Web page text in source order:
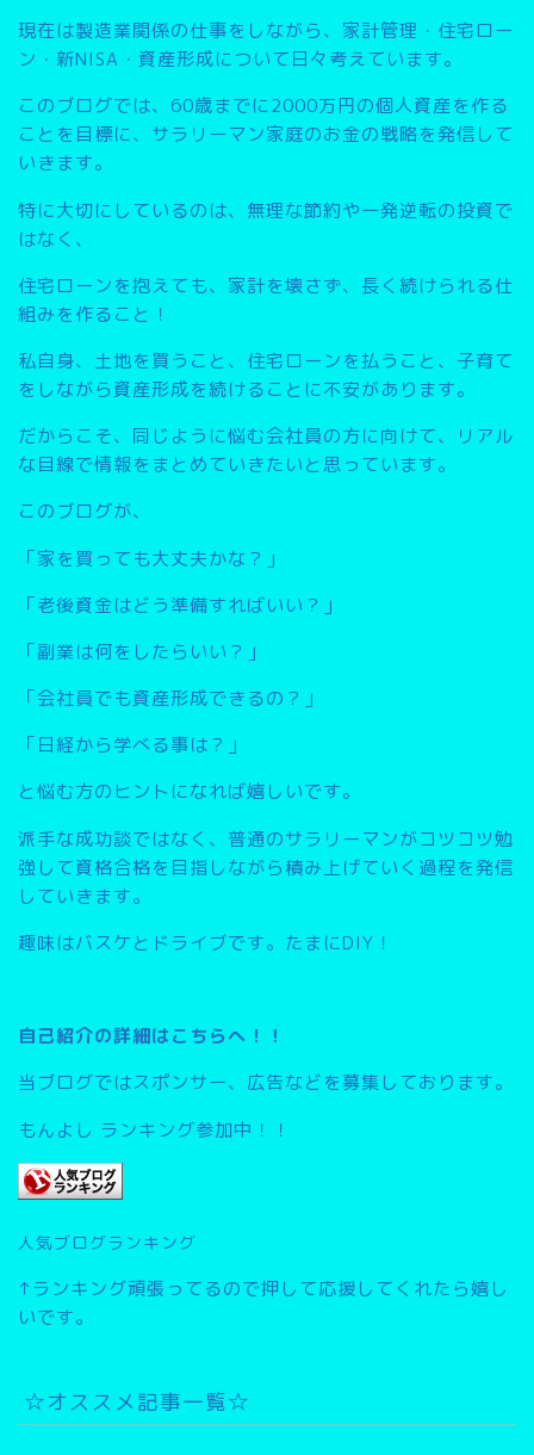
現在は製造業関係の仕事をしながら、家計管理・住宅ロー
ン・新NISA・資産形成について日々考えています。
このブログでは、 60歳までに2000万円の個人資産を作る
こと を目標に、サラリーマン家庭のお金の戦略を発信して
いきます。
特に大切にしているのは、無理な節約や一発逆転の投資で
はなく、
住宅ローンを抱えても、家計を壊さず、長く続けられる仕
組みを作ること ！
私自身、土地を買うこと、住宅ローンを払うこと、子育て
をしながら資産形成を続けることに不安があります。
だからこそ、同じように悩む会社員の方に向けて、リアル
な目線で情報をまとめていきたいと思っています。
このブログが、
「家を買っても大丈夫かな？」
「老後資金はどう準備すればいい？」
「副業は何をしたらいい？」
「会社員でも資産形成できるの？」
「日経から学べる事は？」
と悩む方のヒントになれば嬉しいです。
派手な成功談ではなく、普通のサラリーマンがコツコツ勉
強して資格合格を目指しながら積み上げていく過程を発信
していきます。
趣味はバスケとドライブです。たまにDIY！
自己紹介の詳細はこちらへ！！
当ブログではスポンサー、広告などを募集しております。
もんよし ランキング参加中！！
人気ブログランキング
↑ランキング頑張ってるので押して応援してくれたら嬉し
いです。
☆オススメ記事一覧☆